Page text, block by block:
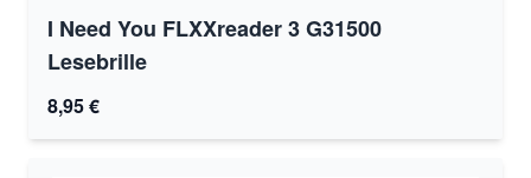
I Need You FLXXreader 3 G31500
Lesebrille
8,95 €